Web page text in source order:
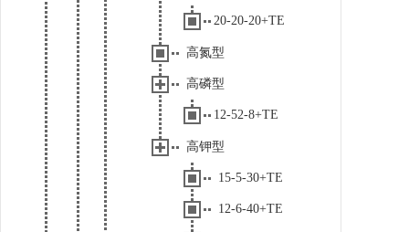
20-20-20+TE
高氮型
高磷型
12-52-8+TE
高钾型
15-5-30+TE
12-6-40+TE